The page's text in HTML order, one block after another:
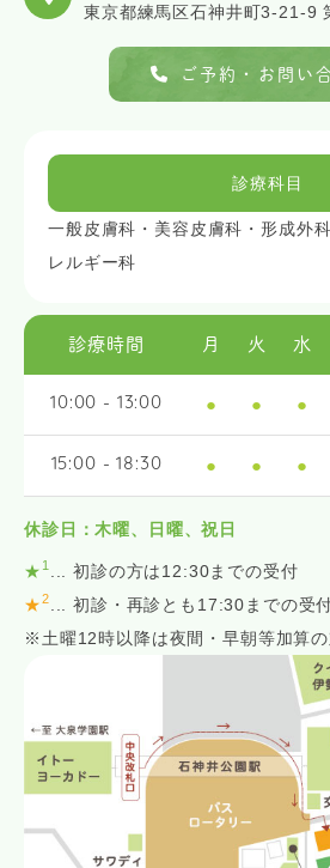
東京都練馬区石神井町3-21-9
ご予約・お問い
診療科目
一般皮膚科・美容皮膚科・形成外
レルギー科
診療時間 月 火 水
10:00 - 13:00 ● ● ●
15:00 - 18:30 ● ● ●
休診日：木曜、日曜、祝日
★ 1
... 初診の方は12:30までの受付
★2
... 初診・再診とも17:30までの受
※土曜12時以降は夜間・早朝等加算の